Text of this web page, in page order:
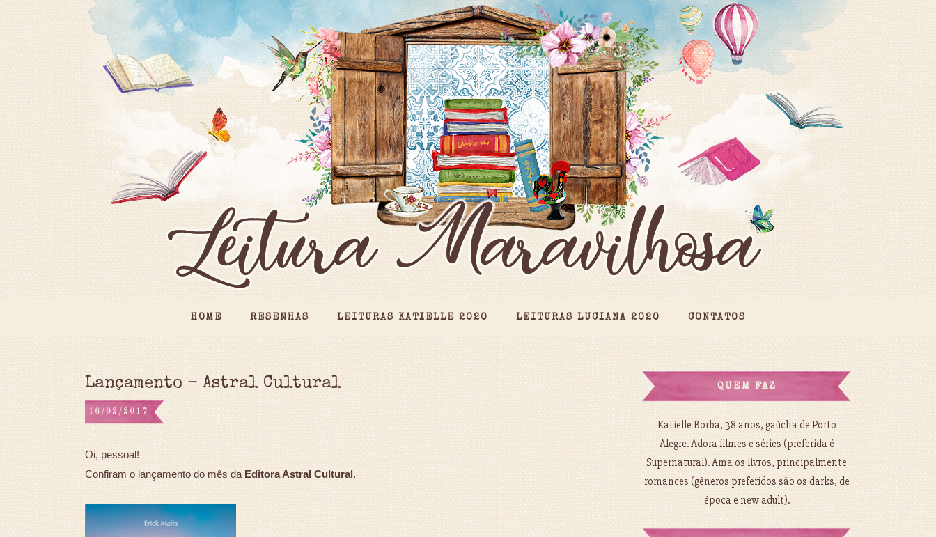
HOME RESENHAS LEITURAS KATIELLE 2020 LEITURAS LUCIANA 2020 CONTATOS
Lançamento - Astral Cultural
16/02/2017
Oi, pessoal!
Confiram o lançamento do mês da Editora Astral Cultural.
QUEM FAZ
Katielle Borba, 38 anos, gaúcha de Porto
Alegre. Adora filmes e séries (preferida é
Supernatural). Ama os livros, principalmente
romances (gêneros preferidos são os darks, de
época e new adult).